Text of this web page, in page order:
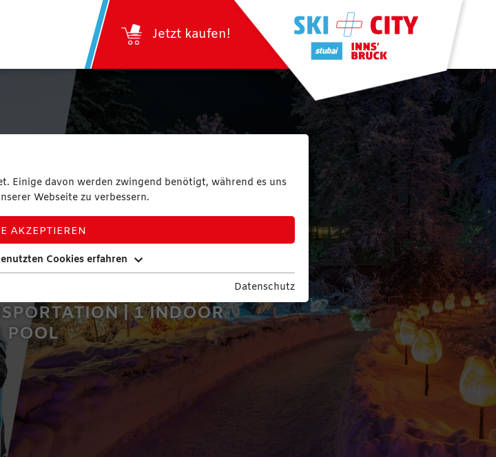
Pass
| 265 KM OF PISTES
| 1 INDOOR
POOL
Einige davon werden zwingend benötigt, während es uns
Webseite zu verbessern.
AKZEPTIEREN
Cookies erfahren
Datenschutz
Jetzt kaufen!